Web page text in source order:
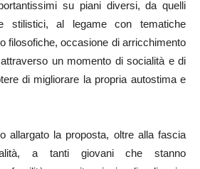
su piani diversi, da quelli
stilistici, al legame con tematiche
filosofiche, occasione di arricchimento
un momento di socialità e di
di migliorare la propria autostima e
allargato la proposta, oltre alla fascia
a tanti giovani che stanno